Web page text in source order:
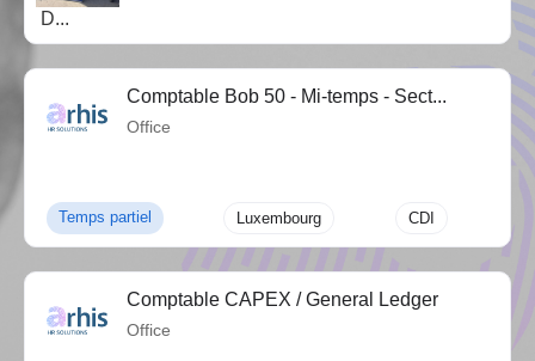
D...
Comptable Bob 50 - Mi-temps - Sect...
Office
Temps partiel Luxembourg CDI
Comptable CAPEX / General Ledger
Office